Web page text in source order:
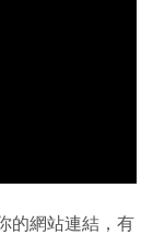
的網站連結，有